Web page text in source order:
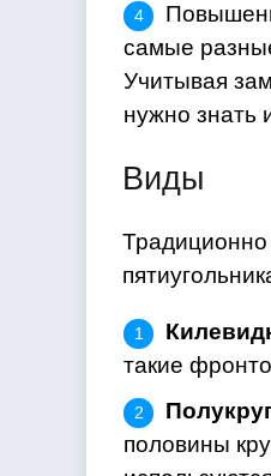
самые
Учитывая
нужно знать
Виды
такие
половины